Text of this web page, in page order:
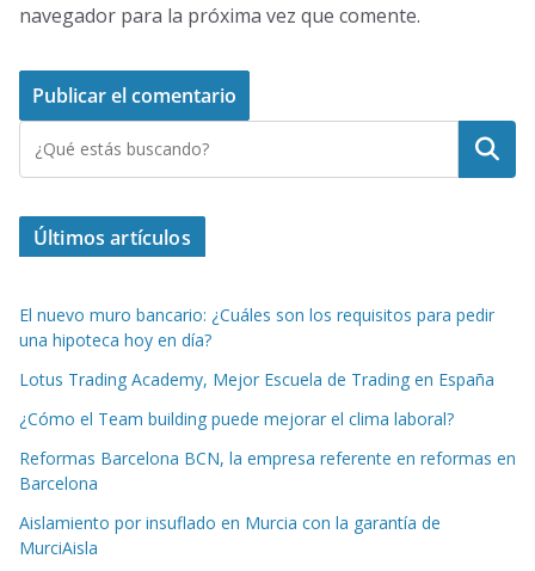
navegador para la próxima vez que comente.
Buscar
Últimos artículos
El nuevo muro bancario: ¿Cuáles son los requisitos para pedir
una hipoteca hoy en día?
Lotus Trading Academy, Mejor Escuela de Trading en España
¿Cómo el Team building puede mejorar el clima laboral?
Reformas Barcelona BCN, la empresa referente en reformas en
Barcelona
Aislamiento por insuflado en Murcia con la garantía de
MurciAisla